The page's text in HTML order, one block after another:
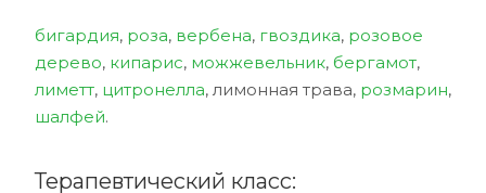
бигардия, роза, вербена, гвоздика, розовое
дерево, кипарис, можжевельник, бергамот,
лиметт, цитронелла, лимонная трава, розмарин,
шалфей.
Терапевтический класс: